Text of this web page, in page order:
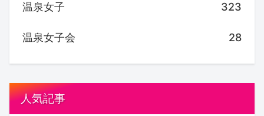
温泉女子 323
温泉女子会 28
人気記事